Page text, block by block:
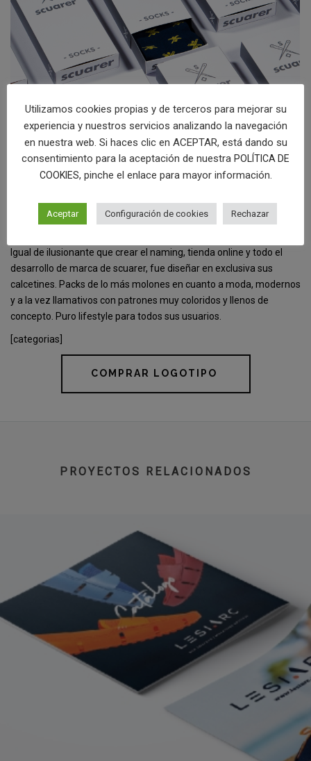
DISEÑO DE PATRONES PARA CALCETINES
Y PACKAGING
Igual de ilusionante que crear el naming, tienda online y todo el
desarrollo de marca de scuarer, fue diseñar en exclusiva sus
calcetines. Packs de lo más molones en cuanto a moda, modernos
y a la vez llamativos con patrones muy coloridos y llenos de
concepto. Puro lifestyle para todos sus usuarios.
[categorias]
COMPRAR LOGOTIPO
PROYECTOS RELACIONADOS
Utilizamos cookies propias y de terceros para mejorar su
experiencia y nuestros servicios analizando la navegación
en nuestra web. Si haces clic en ACEPTAR, está dando su
consentimiento para la aceptación de nuestra POLÍTICA DE
COOKIES, pinche el enlace para mayor información.
Aceptar Configuración de cookies Rechazar